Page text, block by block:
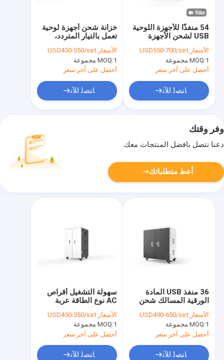
خزانة شحن أجهزة لوحية
تعمل بالتيار المتردد،
وعربة شحن
الأسعار:USD450-550/set
MOQ:1 مجموعة
أحصل على آخر سعر
ﺎﺘﺼﻟ ﺍﻶﻧ
54 منفذًا للأجهزة اللوحية
USB لشحن الأجهزة
اللوحية وعربة شحن
Ipads
الأسعار:USD550-700/set
MOQ:1 مجموعة
أحصل على آخر سعر
ﺎﺘﺼﻟ ﺍﻶﻧ
وفر وقتك
دعنا نتصل بأفضل المنتجات معك.
أعط متطلباتك
سهولة التشغيل أقراص
AC نوع الطاقة عربة
الشحن
الأسعار:USD450-550/set
MOQ:1 مجموعة
أحصل على آخر سعر
ﺎﺘﺼﻟ ﺍﻶﻧ
36 منفذ USB المادة
الورقية المسالك شحن
عربة شحن ذكية عربة
شحن
الأسعار:USD490-650/set
MOQ:1 مجموعة
أحصل على آخر سعر
ﺎﺘﺼﻟ ﺍﻶﻧ